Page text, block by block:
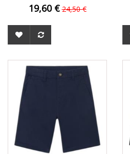
19,60 € 24,50 €
ΟFFER